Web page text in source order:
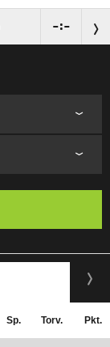
:
Sp. Torv. Pkt.